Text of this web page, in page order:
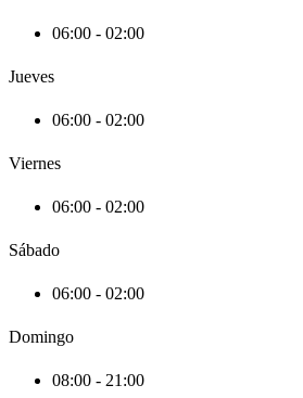
06:00 - 02:00
Jueves
06:00 - 02:00
Viernes
06:00 - 02:00
Sábado
06:00 - 02:00
Domingo
08:00 - 21:00